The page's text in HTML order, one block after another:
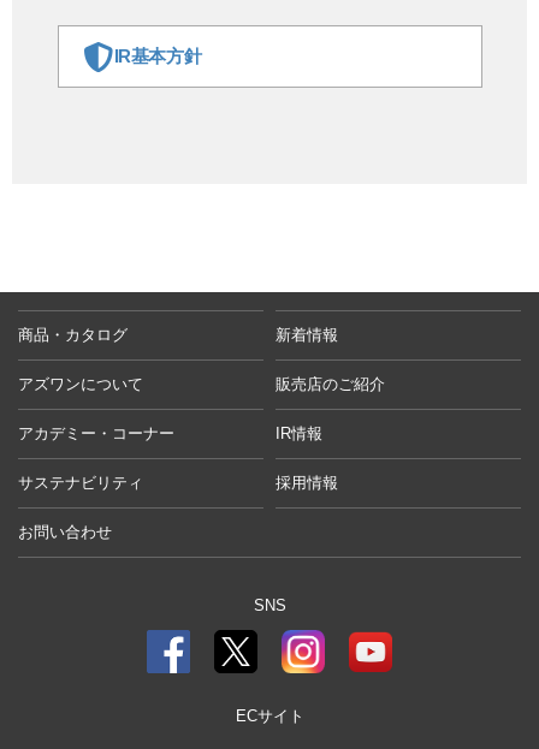
IR基本方針
商品・カタログ 新着情報
アズワンについて 販売店のご紹介
アカデミー・コーナー IR情報
サステナビリティ 採用情報
お問い合わせ
SNS
ECサイト